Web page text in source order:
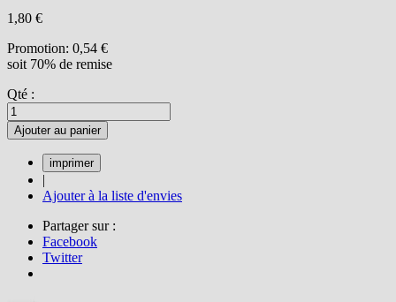
1,80 €
Promotion: 0,54 €
soit 70% de remise
Qté :
Ajouter au panier
|
Ajouter à la liste d'envies
Partager sur :
Facebook
Twitter